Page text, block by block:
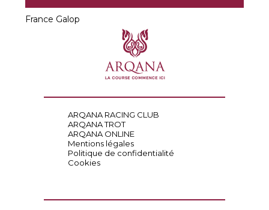
France Galop
ARQANA RACING CLUB
ARQANA TROT
ARQANA ONLINE
Mentions légales
Politique de confidentialité
Cookies